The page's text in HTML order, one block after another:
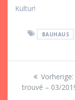
Kultur!
BAUHAUS
Vorherige:
trouvé – 03/